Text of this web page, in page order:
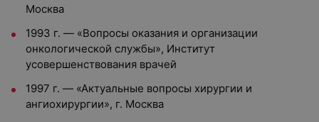
Москва
1993 г. — «Вопросы оказания и организации
онкологической службы», Институт
усовершенствования врачей
1997 г. — «Актуальные вопросы хирургии и
ангиохирургии», г. Москва